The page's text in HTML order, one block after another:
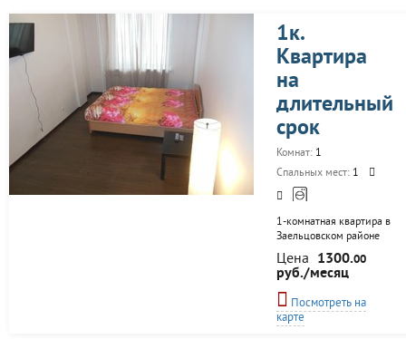
1к.
Квартира
на
длительный
срок
Комнат: 1
Спальных мест: 1
1-комнатная квартира в
Заельцовском районе
сдается посуточно, от 3-
5 дней! Отлично-
развитая
инфраструктура,-
зоопарк, цирк, бот.сад,
Заельцовский парк,
Цена 1300.00
руб./месяц
Посмотреть на
карте